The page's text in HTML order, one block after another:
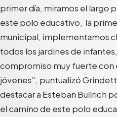
primer día, miramos el largo
este polo educativo, la
municipal, implementamos
todos los jardines de
compromiso muy fuerte con
jóvenes”, puntualizó
destacar a Esteban Bullrich
el camino de este polo